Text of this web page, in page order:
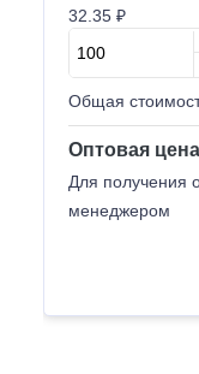
32.35 ₽
Общая
Оптовая цена
Для получения
менеджером